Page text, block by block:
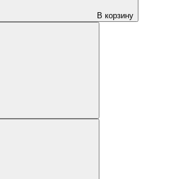
В корзину